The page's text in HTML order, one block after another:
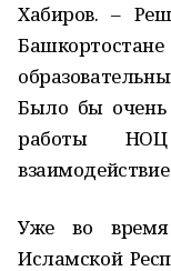
Хабиров. –
Было бы
работы НОЦ
Уже во время
Исламской